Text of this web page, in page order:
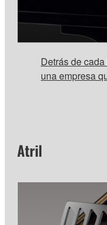
Detrás de
una empresa
Atril